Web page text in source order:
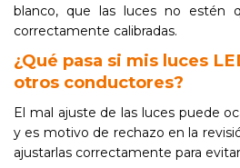
blanco, que las luces no estén
correctamente calibradas.
¿Qué pasa si mis luces
otros conductores?
El mal ajuste de las luces puede
y es motivo de rechazo en la
ajustarlas correctamente para